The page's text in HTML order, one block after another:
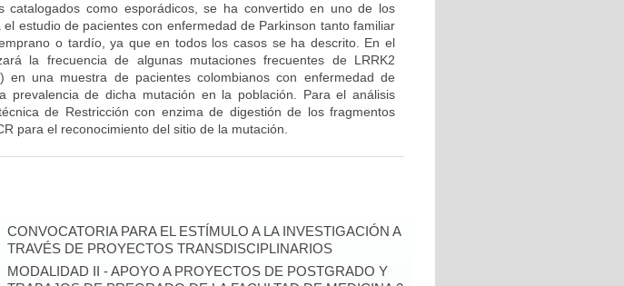
catalogados como esporádicos, se ha convertido en uno de los
estudio de pacientes con enfermedad de Parkinson tanto familiar
o tardío, ya que en todos los casos se ha descrito. En el
la frecuencia de algunas mutaciones frecuentes de LRRK2
en una muestra de pacientes colombianos con enfermedad de
prevalencia de dicha mutación en la población. Para el análisis
de Restricción con enzima de digestión de los fragmentos
para el reconocimiento del sitio de la mutación.
CONVOCATORIA PARA EL ESTÍMULO A LA INVESTIGACIÓN A
TRAVÉS DE PROYECTOS TRANSDISCIPLINARIOS
MODALIDAD II - APOYO A PROYECTOS DE POSTGRADO Y